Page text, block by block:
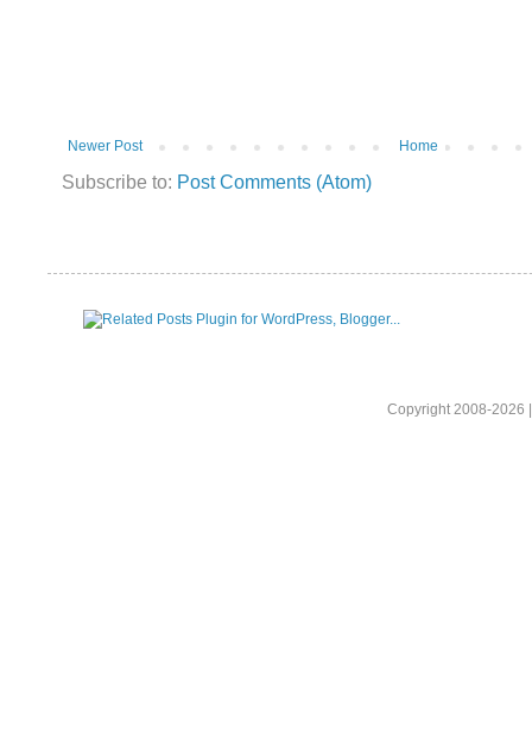
Newer Post Home
Subscribe to: Post Comments (Atom)
Copyright 2008-2026